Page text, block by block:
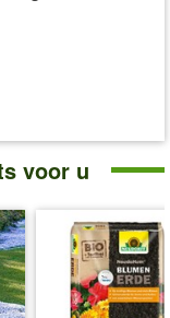
voor u